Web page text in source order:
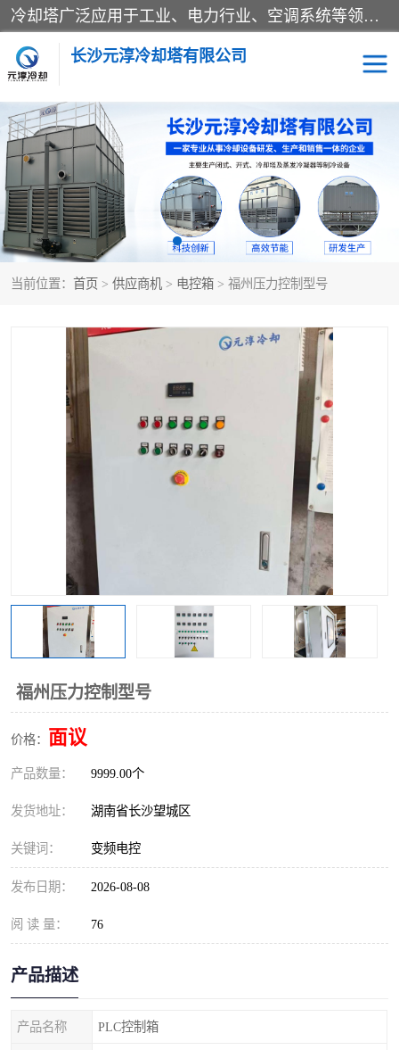
冷却塔广泛应用于工业、电力行业、空调系统等领域。在电力行业中，用于冷却发电机组的循环水；在工业生产中，如化工、冶金等行业，可降低生产过程中产生的热量；在空调系统中，为空调设备提供冷却水源
长沙元淳冷却塔有限公司
当前位置： 首页 > 供应商机 > 电控箱 > 福州压力控制型号
福州压力控制型号
价格： 面议
产品数量： 9999.00个
发货地址： 湖南省长沙望城区
关键词： 变频电控
发布日期： 2026-08-08
阅 读 量： 76
产品描述
产品名称 PLC控制箱
方形开式冷却塔 圆形冷却塔
闭式冷却塔 水箱
电控箱 水泵
板式换热器